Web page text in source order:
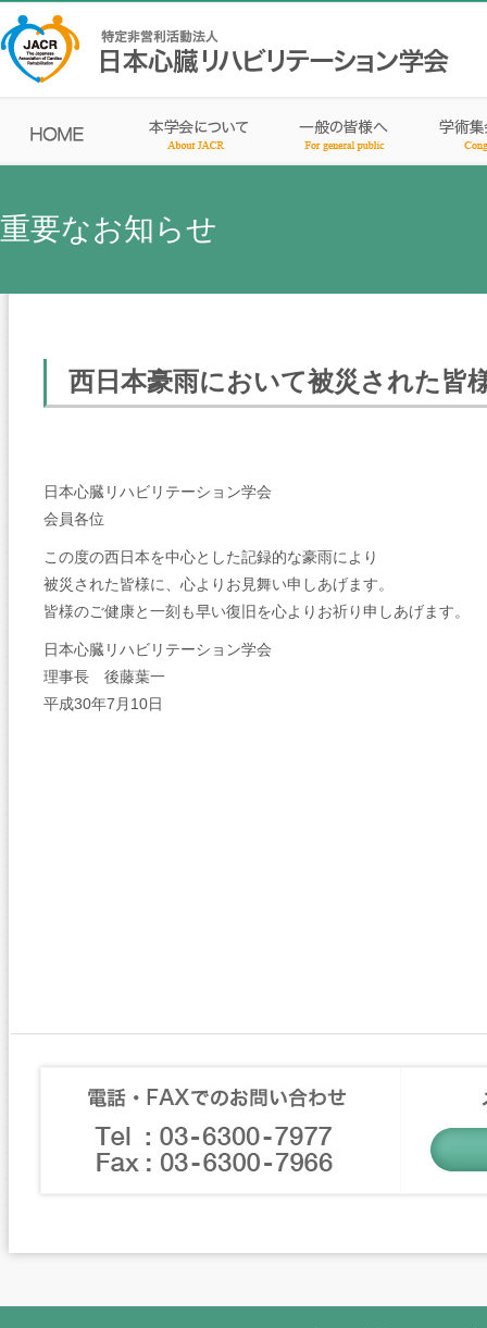
重要なお知らせ
西日本豪雨において被災された皆
日本心臓リハビリテーション学会
会員各位
この度の西日本を中心とした記録的な豪雨により
被災された皆様に、心よりお見舞い申しあげます。
皆様のご健康と一刻も早い復旧を心よりお祈り申しあげます。
日本心臓リハビリテーション学会
理事長 後藤葉一
平成30年7月10日